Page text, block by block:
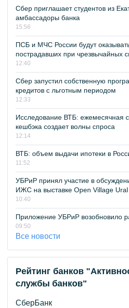
Сбер приглашает студентов из
амбассадоры банка
15:56
ПСБ и МЧС России будут
пострадавших при чрезвычайных
12:40
Сбер запустил собственную
кредитов с льготным периодом
12:33
Исследование ВТБ: ежемесячная
кешбэка создает волны спроса
12:14
ВТБ: объем выдачи ипотеки в
11:52
УБРиР принял участие в
ИЖС на выставке Open Village Ural
10:40
Приложение УБРиР возобновило
09:50
Все новости
Рейтинг банков
службы банков"
СберБанк